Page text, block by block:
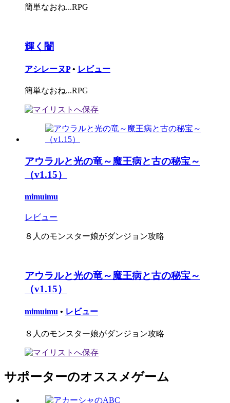
簡単なおね...RPG
輝く闇
アシレーヌP • レビュー
簡単なおね...RPG
アウラルと光の竜～魔王病と古の秘宝～
（v1.15）
mimuimu
レビュー
８人のモンスター娘がダンジョン攻略
アウラルと光の竜～魔王病と古の秘宝～
（v1.15）
mimuimu • レビュー
８人のモンスター娘がダンジョン攻略
サポーターのオススメゲーム